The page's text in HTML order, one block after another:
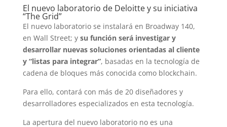
El nuevo laboratorio de Deloitte y su iniciativa
“The Grid”
El nuevo laboratorio se instalará en Broadway 140,
en Wall Street; y su función será investigar y
desarrollar nuevas soluciones orientadas al cliente
y “listas para integrar”, basadas en la tecnología de
cadena de bloques más conocida como blockchain.
Para ello, contará con más de 20 diseñadores y
desarrolladores especializados en esta tecnología.
La apertura del nuevo laboratorio no es una